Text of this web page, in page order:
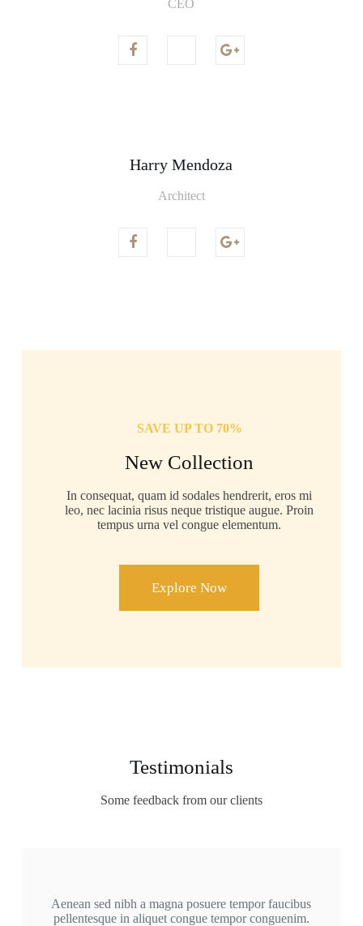
CEO
Harry Mendoza
Architect
SAVE UP TO 70%
New Collection
In consequat, quam id sodales hendrerit, eros mi
leo, nec lacinia risus neque tristique augue. Proin
tempus urna vel congue elementum.
Explore Now
Testimonials
Some feedback from our clients
Aenean sed nibh a magna posuere tempor faucibus
pellentesque in aliquet congue tempor conguenim.